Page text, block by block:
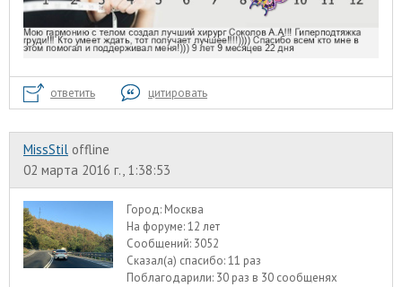
ответить цитировать
MissStil offline
02 марта 2016 г., 1:38:53
Город: Москва
На форуме:12 лет
Сообщений: 3052
Сказал(а) спасибо:11 раз
Поблагодарили: 30 раз в 30 сообщенях